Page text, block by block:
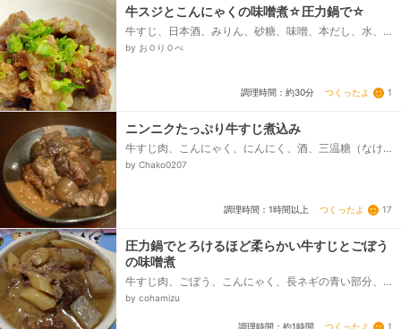
牛スジとこんにゃくの味噌煮☆圧力鍋で☆
牛すじ、日本酒、みりん、砂糖、味噌、本だし、水、
しょうゆ、板こんにゃく
by お０り０べ
調理時間：約30分 つくったよ 1
ニンニクたっぷり牛すじ煮込み
牛すじ肉、こんにゃく、にんにく、酒、三温糖（なけ
れば上白糖で）、醤油、みりん、酢、ウェイパー
by Chako0207
調理時間：1時間以上 つくったよ 17
圧力鍋でとろけるほど柔らかい牛すじとごぼう
の味噌煮
牛すじ肉、ごぼう、こんにゃく、長ネギの青い部分、
にんにくみじん切り、生姜みじん切り、ごま油、◎酒、
by cohamizu
調理時間：約1時間 つくったよ 1